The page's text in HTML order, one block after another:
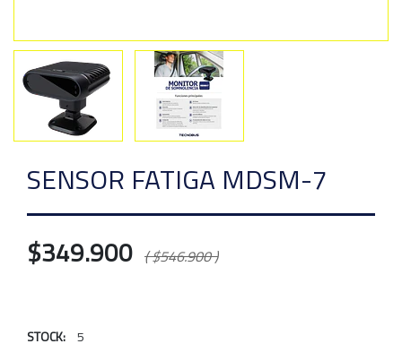
SENSOR FATIGA MDSM-7
$349.900 ( $546.900 )
STOCK: 5